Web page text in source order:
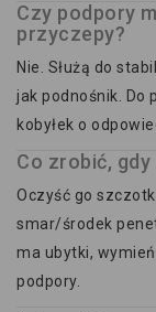
Czy podpory
przyczepy?
Nie. Służą do
jak podnośnik. Do
kobyłek o
Co zrobić, gdy
Oczyść go
smar/środek
ma ubytki, wymień
podpory.